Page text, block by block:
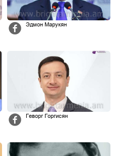
Эдмон Марукян
Геворг Горгисян